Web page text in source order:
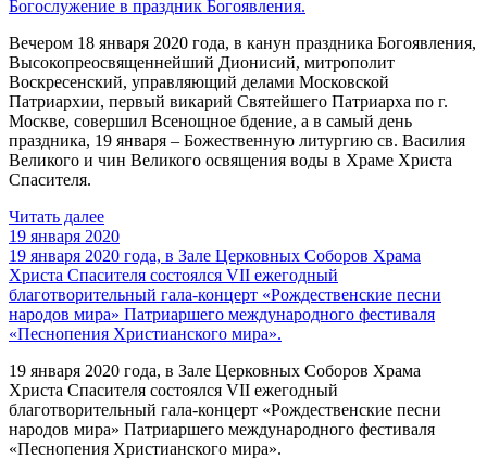
Богослужение в праздник Богоявления.
Вечером 18 января 2020 года, в канун праздника Богоявления,
Высокопреосвященнейший Дионисий, митрополит
Воскресенский, управляющий делами Московской
Патриархии, первый викарий Святейшего Патриарха по г.
Москве, совершил Всенощное бдение, а в самый день
праздника, 19 января – Божественную литургию св. Василия
Великого и чин Великого освящения воды в Храме Христа
Спасителя.
Читать далее
19 января 2020
19 января 2020 года, в Зале Церковных Соборов Храма
Христа Спасителя состоялся VII ежегодный
благотворительный гала-концерт «Рождественские песни
народов мира» Патриаршего международного фестиваля
«Песнопения Христианского мира».
19 января 2020 года, в Зале Церковных Соборов Храма
Христа Спасителя состоялся VII ежегодный
благотворительный гала-концерт «Рождественские песни
народов мира» Патриаршего международного фестиваля
«Песнопения Христианского мира».